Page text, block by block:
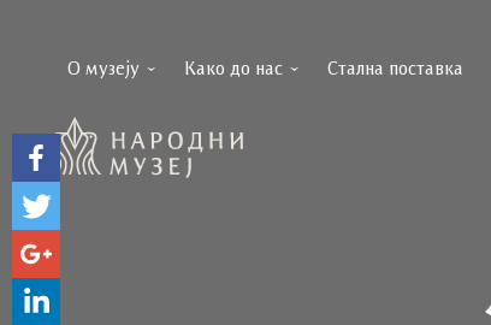
О музеју Како до нас Стална поставка